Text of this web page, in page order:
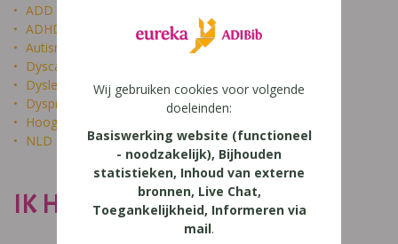
ADD
ADHD
Autisme
Dyscalculie
Dyslexie
Dyspraxie
Hoogbegaafdheid
NLD
IK HEET NIET DOM
Wij gebruiken cookies voor volgende
doeleinden:
Basiswerking website (functioneel
- noodzakelijk), Bijhouden
statistieken, Inhoud van externe
bronnen, Live Chat,
Toegankelijkheid, Informeren via
mail.